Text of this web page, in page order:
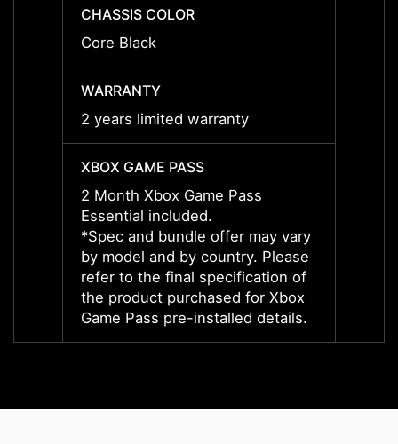
CHASSIS COLOR
Core Black
WARRANTY
2 years limited warranty
XBOX GAME PASS
2 Month Xbox Game Pass
Essential included.
*Spec and bundle offer may vary
by model and by country. Please
refer to the final specification of
the product purchased for Xbox
Game Pass pre-installed details.